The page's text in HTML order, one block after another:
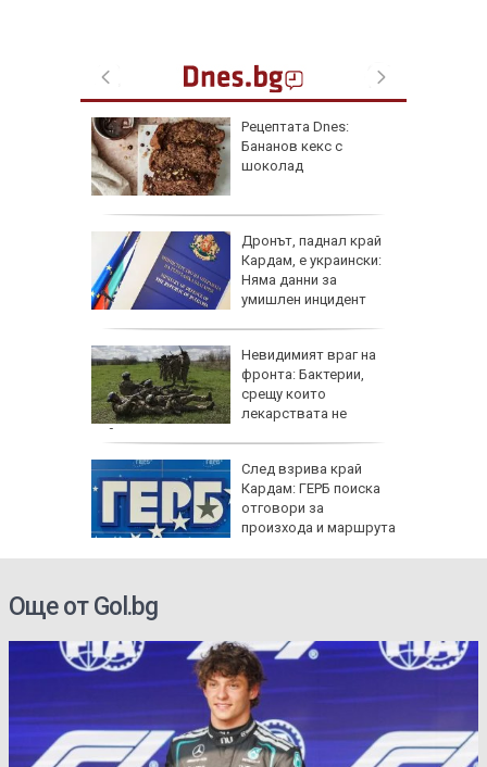
Рецептата Dnes:
Бананов кекс с
шоколад
Дронът, паднал край
Кардам, е украински:
Няма данни за
умишлен инцидент
Невидимият враг на
фронта: Бактерии,
срещу които
лекарствата не
действат
След взрива край
Кардам: ГЕРБ поиска
отговори за
произхода и маршрута
Още от Gol.bg